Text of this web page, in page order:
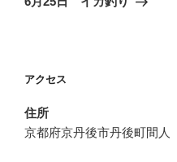
ン
アクセス
住所
京都府京丹後市丹後町間人